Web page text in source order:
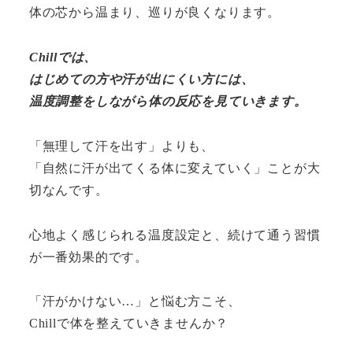
体の芯から温まり、巡りが良くなります。
Chillでは、
はじめての方や汗が出にくい方には、
温度調整をしながら体の反応を見ていきます。
「無理して汗を出す」よりも、
「自然に汗が出てくる体に変えていく」ことが大
切なんです。
心地よく感じられる温度設定と、続けて通う習慣
が一番効果的です。
「汗がかけない…」と悩む方こそ、
Chillで体を整えていきませんか？